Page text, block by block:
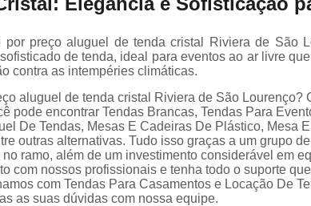
por preço aluguel de tenda cristal Riviera de São
de tenda, ideal para eventos ao ar livre
contra as intempéries climáticas.
aluguel de tenda cristal Riviera de São Lourenço?
pode encontrar Tendas Brancas, Tendas Para
De Tendas, Mesas E Cadeiras De Plástico, Mesa
outras alternativas. Tudo isso graças a um grupo
ramo, além de um investimento considerável em
com nossos profissionais e tenha todo o suporte
com Tendas Para Casamentos e Locação De
as suas dúvidas com nossa equipe.